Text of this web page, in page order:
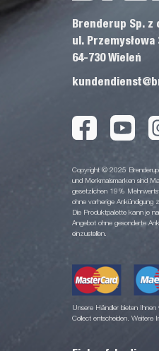
Brenderup Sp. z
ul. Przemysłowa
64-730 Wieleń
Copyright © 2025
und Merkmalsmarken sind
gesetzlichen 19%
ohne vorherige Ankündigung
Die Produktpalette kann je
Angebot ohne gesonderte
einzustellen.
Unsere Händler bieten Ihnen
Collect entscheiden. Weitere